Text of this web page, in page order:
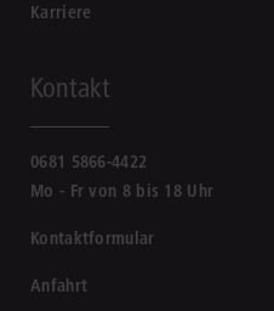
Karriere
Kontakt
0681 5866-4422
Mo - Fr von 8 bis 18 Uhr
Kontaktformular
Anfahrt